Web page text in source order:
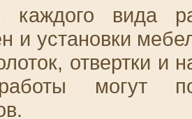
каждого вида
и установки
отвертки и
могут